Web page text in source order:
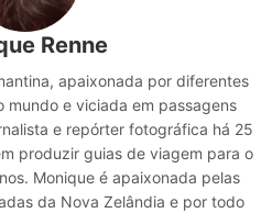
Renne
apaixonada por diferentes
e viciada em passagens
e repórter fotográfica há 25
produzir guias de viagem para o
Monique é apaixonada pelas
da Nova Zelândia e por todo